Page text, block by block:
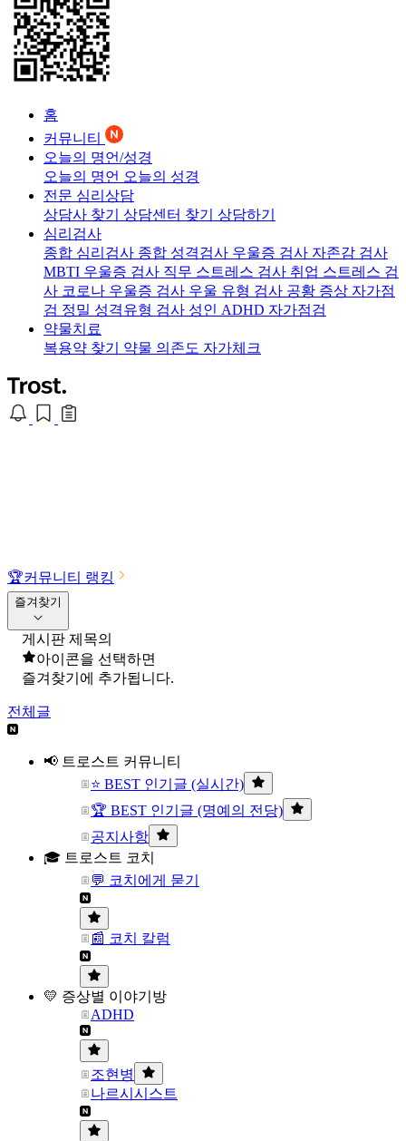
홈
커뮤니티
오늘의 명언/성경
오늘의 명언 오늘의 성경
전문 심리상담
상담사 찾기 상담센터 찾기 상담하기
심리검사
종합 심리검사 종합 성격검사 우울증 검사 자존감 검사
MBTI 우울증 검사 직무 스트레스 검사 취업 스트레스 검
사 코로나 우울증 검사 우울 유형 검사 공황 증상 자가점
검 정밀 성격유형 검사 성인 ADHD 자가점검
약물치료
복용약 찾기 약물 의존도 자가체크
🏆커뮤니티 랭킹
즐겨찾기
게시판 제목의
아이콘을 선택하면
즐겨찾기에 추가됩니다.
전체글
📢 트로스트 커뮤니티
⭐ BEST 인기글 (실시간)
🏆 BEST 인기글 (명예의 전당)
공지사항
🎓 트로스트 코치
💬 코치에게 묻기
📰 코치 칼럼
💛 증상별 이야기방
ADHD
조현병
나르시시스트